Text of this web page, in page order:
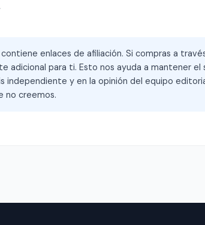
enlaces de afiliación. Si compras a
adicional para ti. Esto nos ayuda a mantener el
independiente y en la opinión del equipo
no creemos.